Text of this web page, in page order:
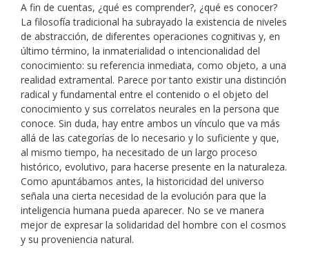
A fin de cuentas, ¿qué es comprender?, ¿qué es conocer?
La filosofía tradicional ha subrayado la existencia de niveles
de abstracción, de diferentes operaciones cognitivas y, en
último término, la inmaterialidad o intencionalidad del
conocimiento: su referencia inmediata, como objeto, a una
realidad extramental. Parece por tanto existir una distinción
radical y fundamental entre el contenido o el objeto del
conocimiento y sus correlatos neurales en la persona que
conoce. Sin duda, hay entre ambos un vínculo que va más
allá de las categorías de lo necesario y lo suficiente y que,
al mismo tiempo, ha necesitado de un largo proceso
histórico, evolutivo, para hacerse presente en la naturaleza.
Como apuntábamos antes, la historicidad del universo
señala una cierta necesidad de la evolución para que la
inteligencia humana pueda aparecer. No se ve manera
mejor de expresar la solidaridad del hombre con el cosmos
y su proveniencia natural.